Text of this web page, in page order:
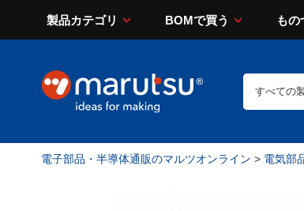
製品カテゴリ BOMで買う もの
電子部品・半導体通販のマルツオンライン > 電気部